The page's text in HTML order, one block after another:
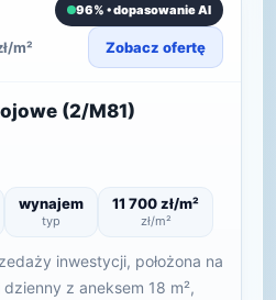
96% • dopasowanie AI
m² Zobacz ofertę
(2/M81)
wynajem
typ
11 700 zł/m²
zł/m²
inwestycji, położona na
z aneksem 18 m²,